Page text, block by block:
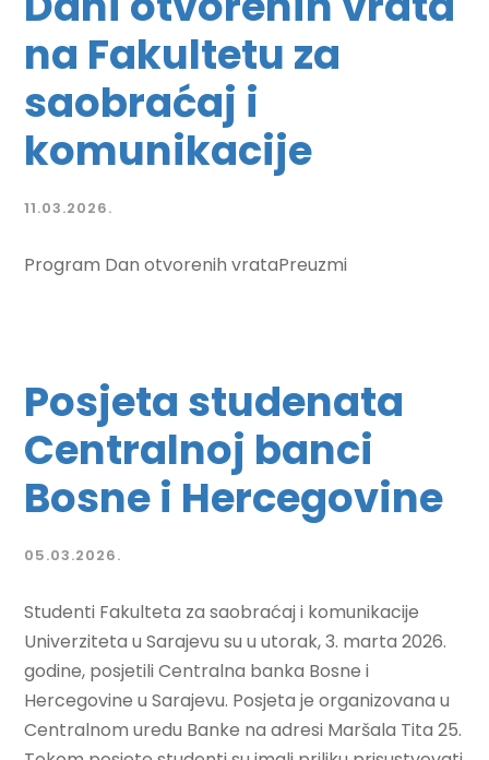
na Fakultetu za
saobraćaj i
komunikacije
11.03.2026.
Program Dan otvorenih vrataPreuzmi
Posjeta studenata
Centralnoj banci
Bosne i Hercegovine
05.03.2026.
Studenti Fakulteta za saobraćaj i komunikacije
Univerziteta u Sarajevu su u utorak, 3. marta 2026.
godine, posjetili Centralna banka Bosne i
Hercegovine u Sarajevu. Posjeta je organizovana u
Centralnom uredu Banke na adresi Maršala Tita 25.